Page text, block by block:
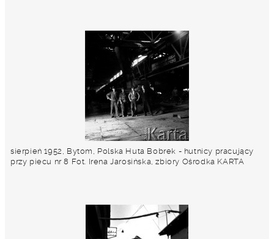
sierpień 1952, Bytom, Polska Huta Bobrek - hutnicy pracujący
przy piecu nr 8 Fot. Irena Jarosińska, zbiory Ośrodka KARTA